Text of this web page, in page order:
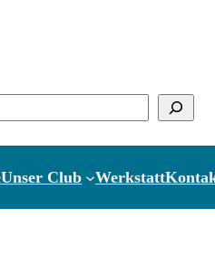
Unser Club Werkstatt